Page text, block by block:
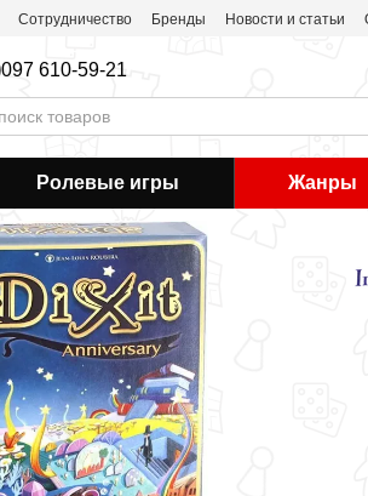
Сотрудничество Бренды Новости и статьи
097 610-59-21
Ролевые игры Жанры